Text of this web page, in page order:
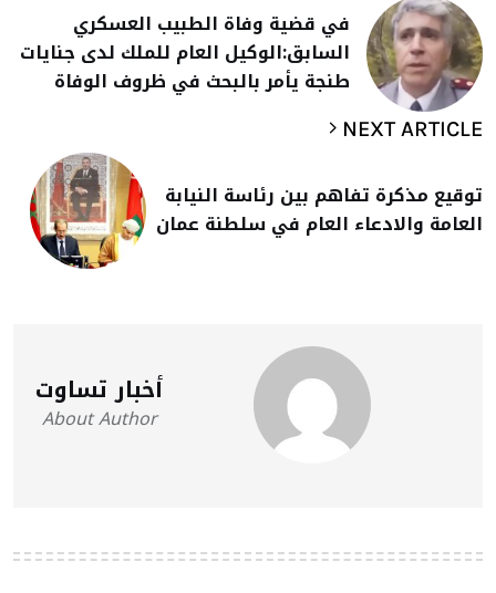
في قضية وفاة الطبيب العسكري
السابق:الوكيل العام للملك لدى جنايات
طنجة يأمر بالبحث في ظروف الوفاة
NEXT ARTICLE
توقيع مذكرة تفاهم بين رئاسة النيابة
العامة والادعاء العام في سلطنة عمان
أخبار تساوت
About Author